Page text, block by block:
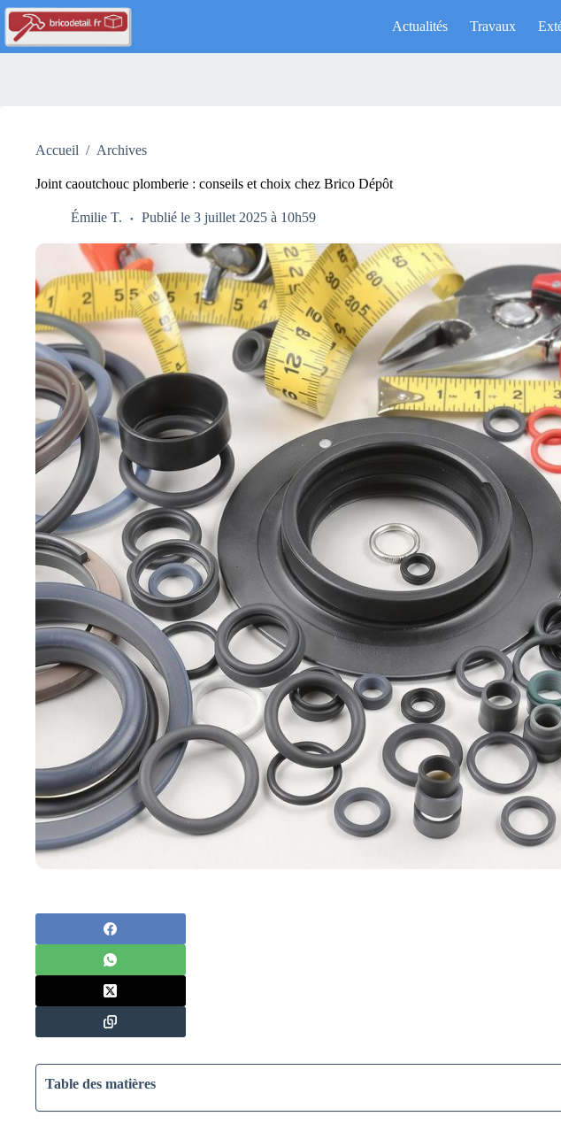
Passer
contenu
Actualités Travaux
Accueil / Archives
Joint caoutchouc plomberie : conseils et choix chez Brico Dépôt
Émilie T. Publié le 3 juillet 2025 à 10h59
Table des matières